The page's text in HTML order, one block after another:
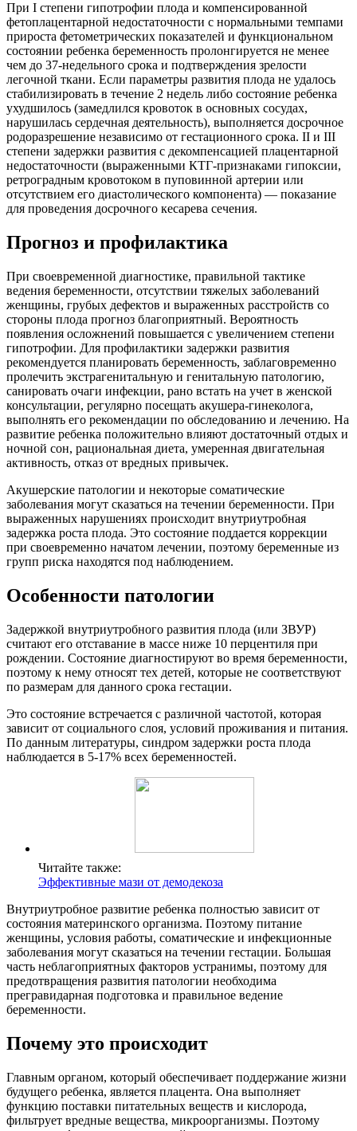
При I степени гипотрофии плода и компенсированной
фетоплацентарной недостаточности с нормальными темпами
прироста фетометрических показателей и функциональном
состоянии ребенка беременность пролонгируется не менее
чем до 37-недельного срока и подтверждения зрелости
легочной ткани. Если параметры развития плода не удалось
стабилизировать в течение 2 недель либо состояние ребенка
ухудшилось (замедлился кровоток в основных сосудах,
нарушилась сердечная деятельность), выполняется досрочное
родоразрешение независимо от гестационного срока. II и III
степени задержки развития с декомпенсацией плацентарной
недостаточности (выраженными КТГ-признаками гипоксии,
ретроградным кровотоком в пуповинной артерии или
отсутствием его диастолического компонента) — показание
для проведения досрочного кесарева сечения.
Прогноз и профилактика
При своевременной диагностике, правильной тактике
ведения беременности, отсутствии тяжелых заболеваний
женщины, грубых дефектов и выраженных расстройств со
стороны плода прогноз благоприятный. Вероятность
появления осложнений повышается с увеличением степени
гипотрофии. Для профилактики задержки развития
рекомендуется планировать беременность, заблаговременно
пролечить экстрагенитальную и генитальную патологию,
санировать очаги инфекции, рано встать на учет в женской
консультации, регулярно посещать акушера-гинеколога,
выполнять его рекомендации по обследованию и лечению. На
развитие ребенка положительно влияют достаточный отдых и
ночной сон, рациональная диета, умеренная двигательная
активность, отказ от вредных привычек.
Акушерские патологии и некоторые соматические
заболевания могут сказаться на течении беременности. При
выраженных нарушениях происходит внутриутробная
задержка роста плода. Это состояние поддается коррекции
при своевременно начатом лечении, поэтому беременные из
групп риска находятся под наблюдением.
Особенности патологии
Задержкой внутриутробного развития плода (или ЗВУР)
считают его отставание в массе ниже 10 перцентиля при
рождении. Состояние диагностируют во время беременности,
поэтому к нему относят тех детей, которые не соответствуют
по размерам для данного срока гестации.
Это состояние встречается с различной частотой, которая
зависит от социального слоя, условий проживания и питания.
По данным литературы, синдром задержки роста плода
наблюдается в 5-17% всех беременностей.
Читайте также:
Эффективные мази от демодекоза
Внутриутробное развитие ребенка полностью зависит от
состояния материнского организма. Поэтому питание
женщины, условия работы, соматические и инфекционные
заболевания могут сказаться на течении гестации. Большая
часть неблагоприятных факторов устранимы, поэтому для
предотвращения развития патологии необходима
прегравидарная подготовка и правильное ведение
беременности.
Почему это происходит
Главным органом, который обеспечивает поддержание жизни
будущего ребенка, является плацента. Она выполняет
функцию поставки питательных веществ и кислорода,
фильтрует вредные вещества, микроорганизмы. Поэтому